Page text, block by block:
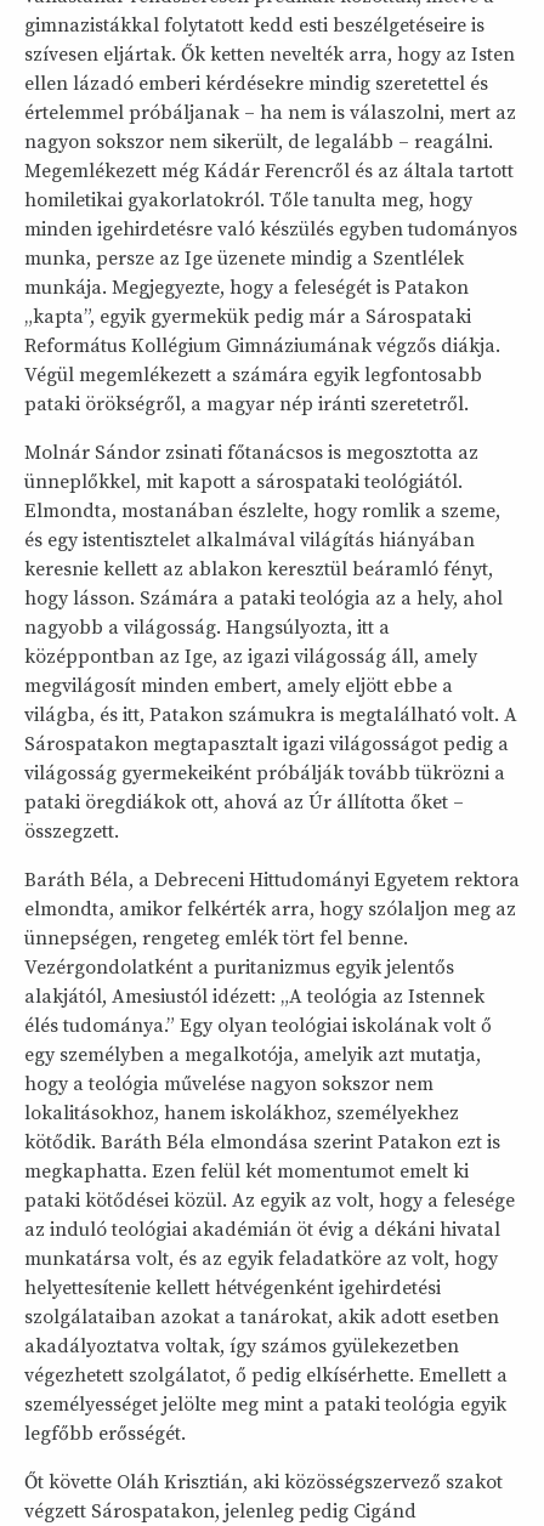
gimnazistákkal folytatott kedd esti beszélgetéseire is
szívesen eljártak. Ők ketten nevelték arra, hogy az Isten
ellen lázadó emberi kérdésekre mindig szeretettel és
értelemmel próbáljanak – ha nem is válaszolni, mert az
nagyon sokszor nem sikerült, de legalább – reagálni.
Megemlékezett még Kádár Ferencről és az általa tartott
homiletikai gyakorlatokról. Tőle tanulta meg, hogy
minden igehirdetésre való készülés egyben tudományos
munka, persze az Ige üzenete mindig a Szentlélek
munkája. Megjegyezte, hogy a feleségét is Patakon
„kapta”, egyik gyermekük pedig már a Sárospataki
Református Kollégium Gimnáziumának végzős diákja.
Végül megemlékezett a számára egyik legfontosabb
pataki örökségről, a magyar nép iránti szeretetről.
Molnár Sándor zsinati főtanácsos is megosztotta az
ünneplőkkel, mit kapott a sárospataki teológiától.
Elmondta, mostanában észlelte, hogy romlik a szeme,
és egy istentisztelet alkalmával világítás hiányában
keresnie kellett az ablakon keresztül beáramló fényt,
hogy lásson. Számára a pataki teológia az a hely, ahol
nagyobb a világosság. Hangsúlyozta, itt a
középpontban az Ige, az igazi világosság áll, amely
megvilágosít minden embert, amely eljött ebbe a
világba, és itt, Patakon számukra is megtalálható volt. A
Sárospatakon megtapasztalt igazi világosságot pedig a
világosság gyermekeiként próbálják tovább tükrözni a
pataki öregdiákok ott, ahová az Úr állította őket –
összegzett.
Baráth Béla, a Debreceni Hittudományi Egyetem rektora
elmondta, amikor felkérték arra, hogy szólaljon meg az
ünnepségen, rengeteg emlék tört fel benne.
Vezérgondolatként a puritanizmus egyik jelentős
alakjától, Amesiustól idézett: „A teológia az Istennek
élés tudománya.” Egy olyan teológiai iskolának volt ő
egy személyben a megalkotója, amelyik azt mutatja,
hogy a teológia művelése nagyon sokszor nem
lokalitásokhoz, hanem iskolákhoz, személyekhez
kötődik. Baráth Béla elmondása szerint Patakon ezt is
megkaphatta. Ezen felül két momentumot emelt ki
pataki kötődései közül. Az egyik az volt, hogy a felesége
az induló teológiai akadémián öt évig a dékáni hivatal
munkatársa volt, és az egyik feladatköre az volt, hogy
helyettesítenie kellett hétvégenként igehirdetési
szolgálataiban azokat a tanárokat, akik adott esetben
akadályoztatva voltak, így számos gyülekezetben
végezhetett szolgálatot, ő pedig elkísérhette. Emellett a
személyességet jelölte meg mint a pataki teológia egyik
legfőbb erősségét.
Őt követte Oláh Krisztián, aki közösségszervező szakot
végzett Sárospatakon, jelenleg pedig Cigánd